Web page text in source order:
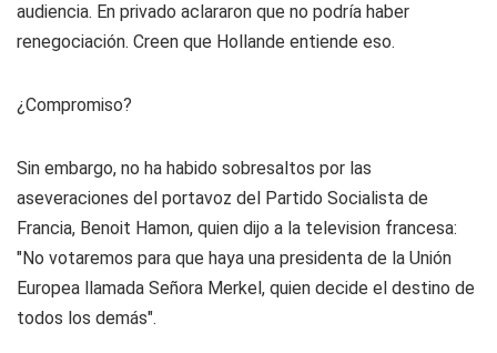
audiencia. En privado aclararon que no podría haber
renegociación. Creen que Hollande entiende eso.
¿Compromiso?
Sin embargo, no ha habido sobresaltos por las
aseveraciones del portavoz del Partido Socialista de
Francia, Benoit Hamon, quien dijo a la television francesa:
"No votaremos para que haya una presidenta de la Unión
Europea llamada Señora Merkel, quien decide el destino de
todos los demás".